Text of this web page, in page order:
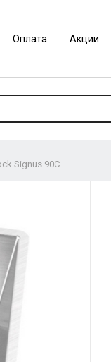
Оплата Акции
Signus 90C